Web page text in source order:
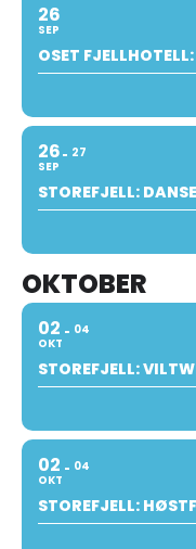
26
SEP
OSET
26
SEP
27
STOREFJELL:
OKTOBER
02
OKT
04
STOREFJELL:
02
OKT
04
STOREFJELL: